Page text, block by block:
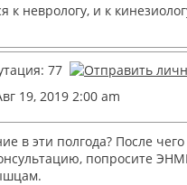
к неврологу, и к
19, 2019 2:00 am
в эти полгода? После
попросите